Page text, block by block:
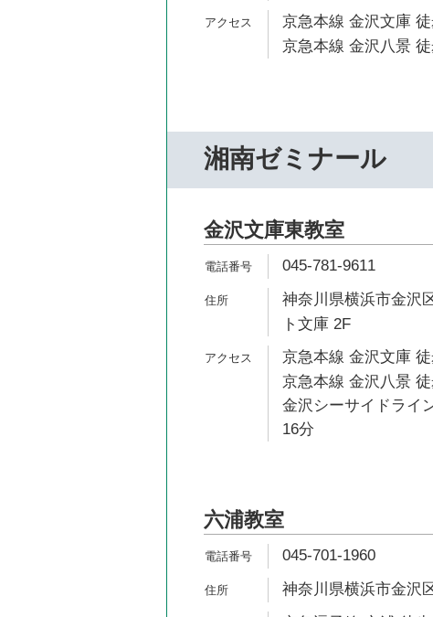
京急本線 金沢文庫
京急本線 金沢八景
湘南ゼミナール
金沢文庫東教室
045-781-9611
神奈川県横浜市金沢
ト文庫 2F
京急本線 金沢文庫
京急本線 金沢八景
金沢シーサイドライ
16分
六浦教室
045-701-1960
神奈川県横浜市金沢